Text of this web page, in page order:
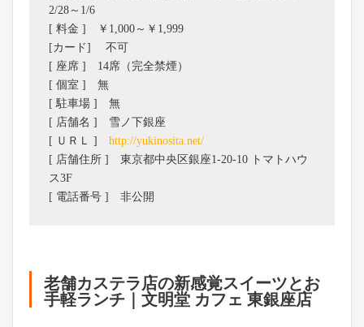
2/28～1/6
[ 料金 ] ￥1,000～￥1,999
[カード] 不可
[ 座席 ] 14席（完全禁煙）
[ 個室 ] 無
[ 駐車場 ] 無
[ 店舗名 ] 雪ノ下銀座
[ ＵＲＬ ] http://yukinosita.net/
[ 店舗住所 ] 東京都中央区銀座1-20-10 トマトハウ
ス3F
[ 電話番号 ] 非公開
老舗カステラ店の新感覚スイーツとお
手軽ランチ｜文明堂 カフェ 東銀座店